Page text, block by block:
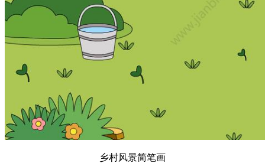
乡村风景简笔画